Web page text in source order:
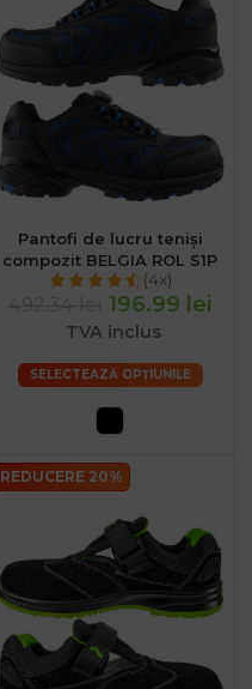
Pantofi de lucru teniși
compozit BELGIA ROL S1P
(4x)
196.99 lei
TVA inclus
SELECTEAZĂ OPȚIUNILE
REDUCERE 20%